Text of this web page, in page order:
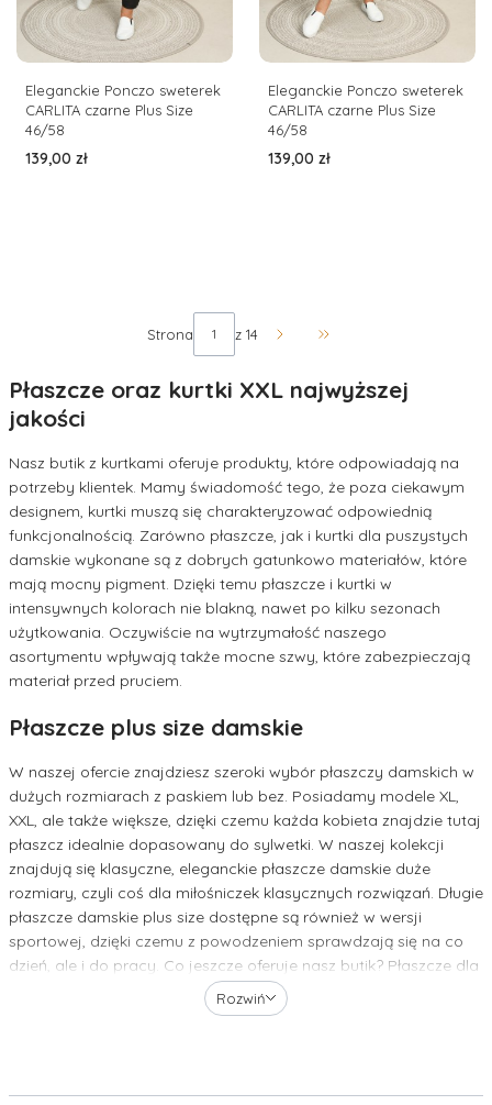
Eleganckie Ponczo sweterek
CARLITA czarne Plus Size
46/58
Cena
139,00 zł
Eleganckie Ponczo sweterek
CARLITA czarne Plus Size
46/58
Cena
139,00 zł
Strona z 14
Przejdź do ostatniej
Płaszcze oraz kurtki XXL najwyższej
jakości
Nasz butik z kurtkami oferuje produkty, które odpowiadają na
potrzeby klientek. Mamy świadomość tego, że poza ciekawym
designem, kurtki muszą się charakteryzować odpowiednią
funkcjonalnością. Zarówno płaszcze, jak i kurtki dla puszystych
damskie wykonane są z dobrych gatunkowo materiałów, które
mają mocny pigment. Dzięki temu płaszcze i kurtki w
intensywnych kolorach nie blakną, nawet po kilku sezonach
użytkowania. Oczywiście na wytrzymałość naszego
asortymentu wpływają także mocne szwy, które zabezpieczają
materiał przed pruciem.
Płaszcze plus size damskie
W naszej ofercie znajdziesz szeroki wybór płaszczy damskich w
dużych rozmiarach z paskiem lub bez. Posiadamy modele XL,
XXL, ale także większe, dzięki czemu każda kobieta znajdzie tutaj
płaszcz idealnie dopasowany do sylwetki. W naszej kolekcji
znajdują się klasyczne, eleganckie płaszcze damskie duże
rozmiary, czyli coś dla miłośniczek klasycznych rozwiązań. Długie
płaszcze damskie plus size dostępne są również w wersji
sportowej, dzięki czemu z powodzeniem sprawdzają się na co
dzień, ale i do pracy. Co jeszcze oferuje nasz butik? Płaszcze dla
puszystych z kapturem, z pojemnymi kieszeniami i modnymi
zdobieniami, a wszystko to w modnych i popularnych kolorach –
Rozwiń